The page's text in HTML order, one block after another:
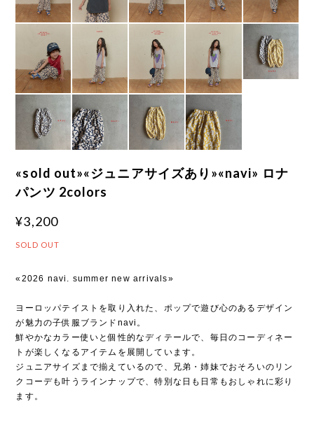
«sold out»«ジュニアサイズあり»«navi» ロナ
パンツ 2colors
¥3,200
SOLD OUT
«2026 navi. summer new arrivals»
ヨーロッパテイストを取り入れた、ポップで遊び心のあるデザイン
が魅力の子供服ブランドnavi。
鮮やかなカラー使いと個性的なディテールで、毎日のコーディネー
トが楽しくなるアイテムを展開しています。
ジュニアサイズまで揃えているので、兄弟・姉妹でおそろいのリン
クコーデも叶うラインナップで、特別な日も日常もおしゃれに彩り
ます。